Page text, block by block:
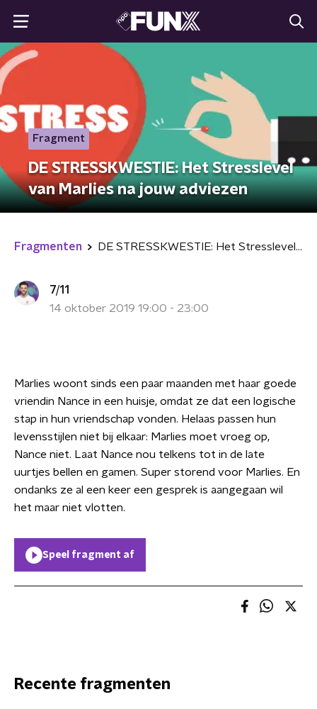
Fragment
DE STRESSKWESTIE: Het Stresslevel
van Marlies na jouw adviezen
Fragmenten DE STRESSKWESTIE: Het Stresslevel van Marlies na jouw adviezen
7/11
14 oktober 2019 19:00 - 23:00
Marlies woont sinds een paar maanden met haar goede
vriendin Nance in een huisje, omdat ze dat een logische
stap in hun vriendschap vonden. Helaas passen hun
levensstijlen niet bij elkaar: Marlies moet vroeg op,
Nance niet. Laat Nance nou telkens tot in de late
uurtjes bellen en gamen. Super storend voor Marlies. En
ondanks ze al een keer een gesprek is aangegaan wil
het maar niet vlotten.
Speel fragment af
Recente fragmenten